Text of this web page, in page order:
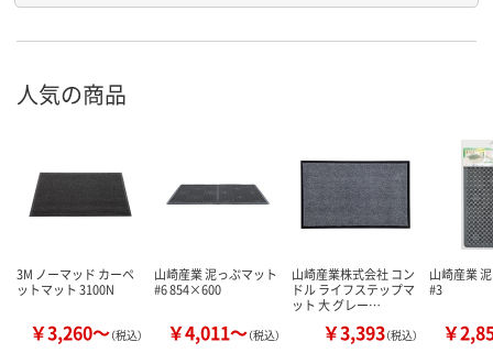
人気の商品
3M ノーマッド カーペ
ットマット 3100N
￥3,260～（税込）
山崎産業 泥っぷマット
#6 854×600
￥4,011～（税込）
山崎産業株式会社 コン
ドル ライフステップマ
ット 大 グレー…
￥3,393（税込）
山崎産業
#3
￥